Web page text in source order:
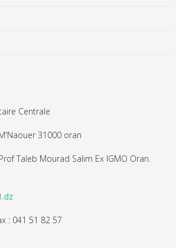
Centrale
31000 oran
Taleb Mourad Salim Ex IGMO Oran.
: 041 51 82 57